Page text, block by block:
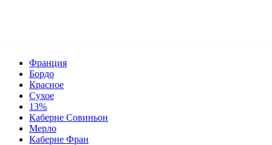
Франция
Бордо
Красное
Сухое
13%
Каберне Совиньон
Мерло
Каберне Фран